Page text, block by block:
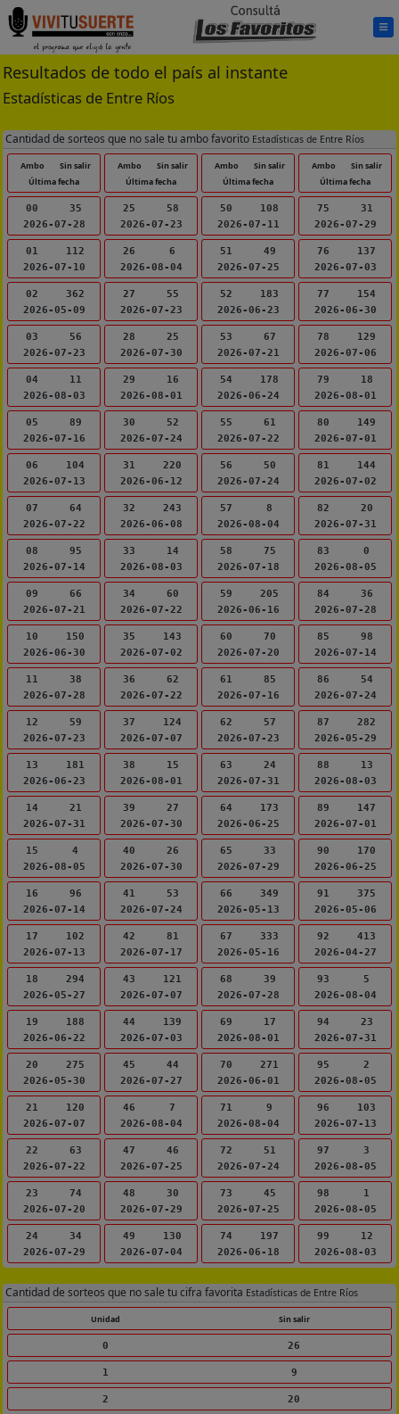
Resultados de todo el país al instante
Estadísticas de Entre Ríos
Cantidad de sorteos que no sale tu ambo favorito Estadísticas de Entre Ríos
Ambo
Sin salir
Última fecha
00
35
2026-07-28
01
112
2026-07-10
02
362
2026-05-09
03
56
2026-07-23
04
11
2026-08-03
05
89
2026-07-16
06
104
2026-07-13
07
64
2026-07-22
08
95
2026-07-14
09
66
2026-07-21
10
150
2026-06-30
11
38
2026-07-28
12
59
2026-07-23
13
181
2026-06-23
14
21
2026-07-31
15
4
2026-08-05
16
96
2026-07-14
17
102
2026-07-13
18
294
2026-05-27
19
188
2026-06-22
20
275
2026-05-30
21
120
2026-07-07
22
63
2026-07-22
23
74
2026-07-20
24
34
2026-07-29
Ambo
Sin salir
Última fecha
25
58
2026-07-23
26
6
2026-08-04
27
55
2026-07-23
28
25
2026-07-30
29
16
2026-08-01
30
52
2026-07-24
31
220
2026-06-12
32
243
2026-06-08
33
14
2026-08-03
34
60
2026-07-22
35
143
2026-07-02
36
62
2026-07-22
37
124
2026-07-07
38
15
2026-08-01
39
27
2026-07-30
40
26
2026-07-30
41
53
2026-07-24
42
81
2026-07-17
43
121
2026-07-07
44
139
2026-07-03
45
44
2026-07-27
46
7
2026-08-04
47
46
2026-07-25
48
30
2026-07-29
49
130
2026-07-04
Ambo
Sin salir
Última fecha
50
108
2026-07-11
51
49
2026-07-25
52
183
2026-06-23
53
67
2026-07-21
54
178
2026-06-24
55
61
2026-07-22
56
50
2026-07-24
57
8
2026-08-04
58
75
2026-07-18
59
205
2026-06-16
60
70
2026-07-20
61
85
2026-07-16
62
57
2026-07-23
63
24
2026-07-31
64
173
2026-06-25
65
33
2026-07-29
66
349
2026-05-13
67
333
2026-05-16
68
39
2026-07-28
69
17
2026-08-01
70
271
2026-06-01
71
9
2026-08-04
72
51
2026-07-24
73
45
2026-07-25
74
197
2026-06-18
Ambo
Sin salir
Última fecha
75
31
2026-07-29
76
137
2026-07-03
77
154
2026-06-30
78
129
2026-07-06
79
18
2026-08-01
80
149
2026-07-01
81
144
2026-07-02
82
20
2026-07-31
83
0
2026-08-05
84
36
2026-07-28
85
98
2026-07-14
86
54
2026-07-24
87
282
2026-05-29
88
13
2026-08-03
89
147
2026-07-01
90
170
2026-06-25
91
375
2026-05-06
92
413
2026-04-27
93
5
2026-08-04
94
23
2026-07-31
95
2
2026-08-05
96
103
2026-07-13
97
3
2026-08-05
98
1
2026-08-05
99
12
2026-08-03
Cantidad de sorteos que no sale tu cifra favorita Estadísticas de Entre Ríos
Unidad Sin salir
0 26
1 9
2 20